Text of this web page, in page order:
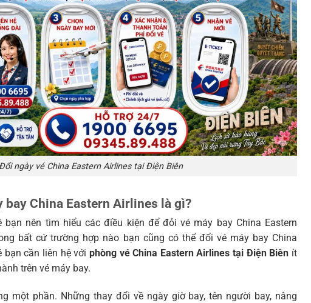
Đổi ngày vé China Eastern Airlines tại Điện Biên
China Eastern Airlines là gì?
nên tìm hiểu các điều kiện để đỏi vé máy bay China Eastern
bất cứ trường hợp nào bạn cũng có thể đổi vé máy bay China
bạn cần liên hệ với phòng vé China Eastern Airlines tại Điện Biên ít
trên vé máy bay.
một phần. Những thay đổi về ngày giờ bay, tên người bay, nâng